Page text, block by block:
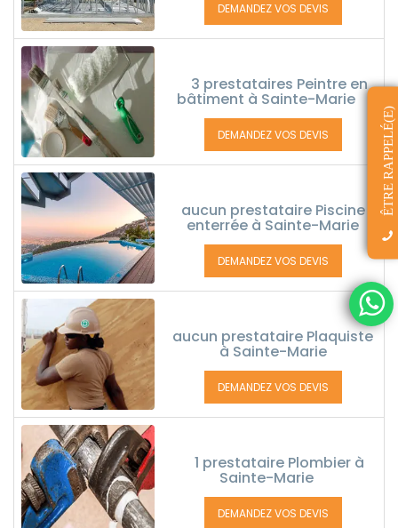
DEMANDEZ VOS DEVIS
3 prestataires Peintre en
bâtiment à Sainte-Marie
DEMANDEZ VOS DEVIS
aucun prestataire Piscine
enterrée à Sainte-Marie
DEMANDEZ VOS DEVIS
aucun prestataire Plaquiste
à Sainte-Marie
DEMANDEZ VOS DEVIS
1 prestataire Plombier à
Sainte-Marie
DEMANDEZ VOS DEVIS
ÊTRE RAPPELÉ(E)